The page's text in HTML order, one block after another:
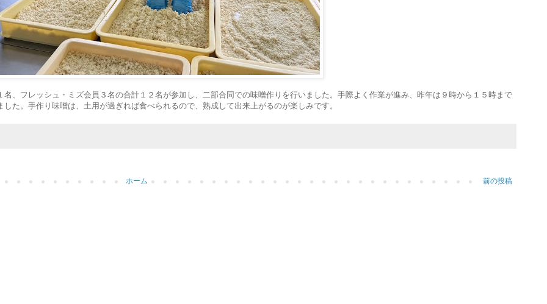
、フレッシュ・ミズ会員３名の合計１２名が参加し、二部合同での味噌作りを行いました。手際よく作業が進み、昨年は９時から１５時まで
た。手作り味噌は、土用が過ぎれば食べられるので、熟成して出来上がるのが楽しみです。
前の投稿
ホーム